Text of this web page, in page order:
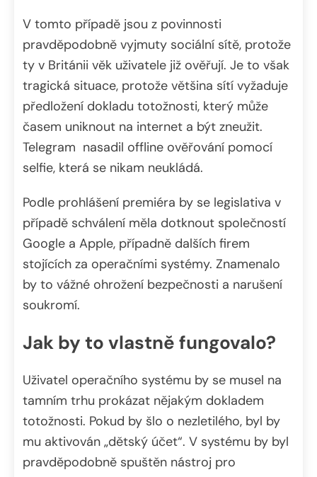
V tomto případě jsou z povinnosti
pravděpodobně vyjmuty sociální sítě, protože
ty v Británii věk uživatele již ověřují. Je to však
tragická situace, protože většina sítí vyžaduje
předložení dokladu totožnosti, který může
časem uniknout na internet a být zneužit.
Telegram nasadil offline ověřování pomocí
selfie, která se nikam neukládá.
Podle prohlášení premiéra by se legislativa v
případě schválení měla dotknout společností
Google a Apple, případně dalších firem
stojících za operačními systémy. Znamenalo
by to vážné ohrožení bezpečnosti a narušení
soukromí.
Jak by to vlastně fungovalo?
Uživatel operačního systému by se musel na
tamním trhu prokázat nějakým dokladem
totožnosti. Pokud by šlo o nezletilého, byl by
mu aktivován „dětský účet“. V systému by byl
pravděpodobně spuštěn nástroj pro